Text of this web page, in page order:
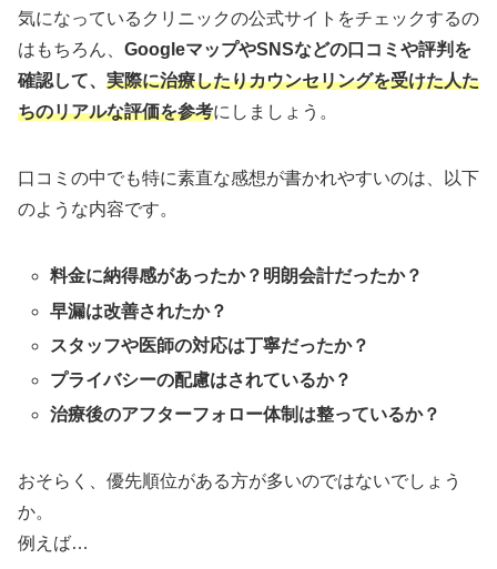
気になっているクリニックの公式サイトをチェックするの
はもちろん、 GoogleマップやSNSなどの口コミや評判を
確認して、 実際に治療したりカウンセリングを受けた人た
ちのリアルな評価を参考にしましょう。
口コミの中でも特に素直な感想が書かれやすいのは、以下
のような内容です。
料金に納得感があったか？明朗会計だったか？
早漏は改善されたか？
スタッフや医師の対応は丁寧だったか？
プライバシーの配慮はされているか？
治療後のアフターフォロー体制は整っているか？
おそらく、優先順位がある方が多いのではないでしょう
か。
例えば…